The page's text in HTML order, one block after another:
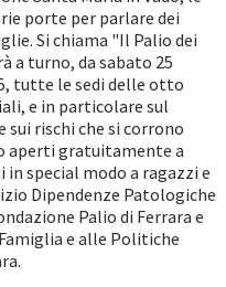
porte per parlare dei
Si chiama "Il Palio dei
a turno, da sabato 25
tutte le sedi delle otto
e in particolare sul
rischi che si corrono
aperti gratuitamente a
special modo a ragazzi e
Dipendenze Patologiche
Palio di Ferrara e
e alle Politiche